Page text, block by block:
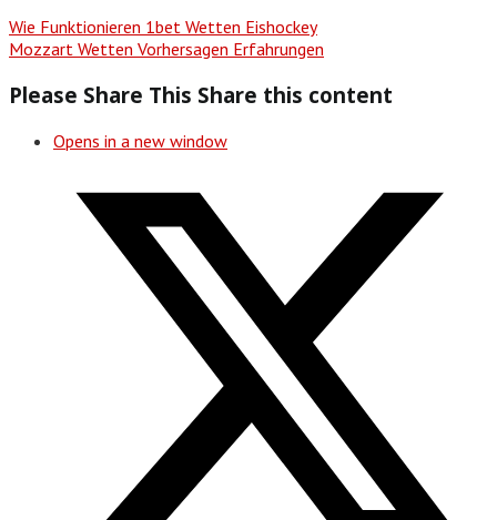
Wie Funktionieren 1bet Wetten Eishockey
Mozzart Wetten Vorhersagen Erfahrungen
Please Share This Share this content
Opens in a new window